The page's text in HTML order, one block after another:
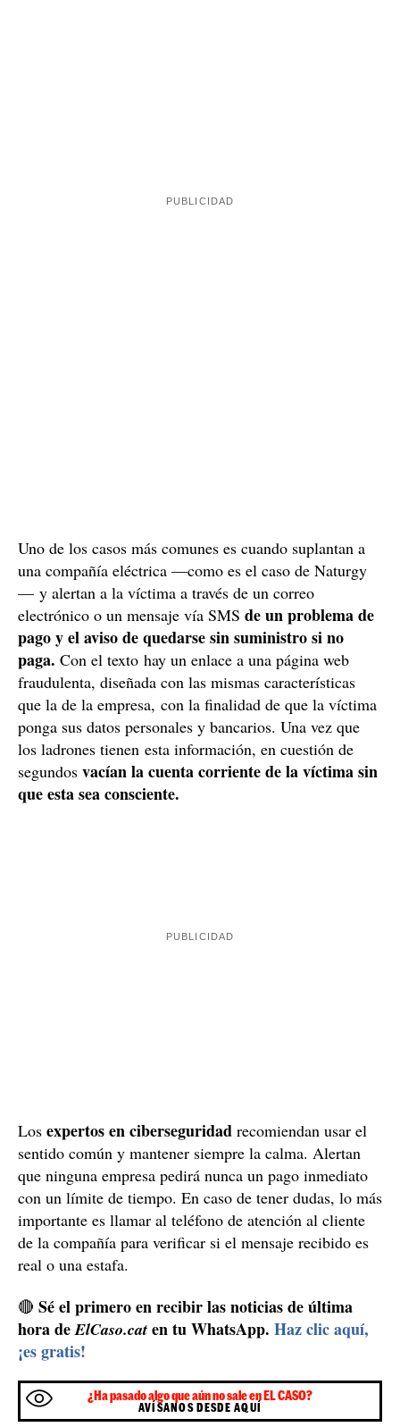
Uno de los casos más comunes es cuando suplantan a
una compañía eléctrica —como es el caso de Naturgy
— y alertan a la víctima a través de un correo
electrónico o un mensaje vía SMS de un problema de
pago y el aviso de quedarse sin suministro si no
paga. Con el texto hay un enlace a una página web
fraudulenta, diseñada con las mismas características
que la de la empresa, con la finalidad de que la víctima
ponga sus datos personales y bancarios. Una vez que
los ladrones tienen esta información, en cuestión de
segundos vacían la cuenta corriente de la víctima sin
que esta sea consciente.
Los expertos en ciberseguridad recomiendan usar el
sentido común y mantener siempre la calma. Alertan
que ninguna empresa pedirá nunca un pago inmediato
con un límite de tiempo. En caso de tener dudas, lo más
importante es llamar al teléfono de atención al cliente
de la compañía para verificar si el mensaje recibido es
real o una estafa.
🔴 Sé el primero en recibir las noticias de última
hora deElCaso.cat en tu WhatsApp. Haz clic aquí,
¡es gratis!
¿Ha pasado algo que aún no sale en EL CASO?
AVÍSANOS DESDE AQUÍ